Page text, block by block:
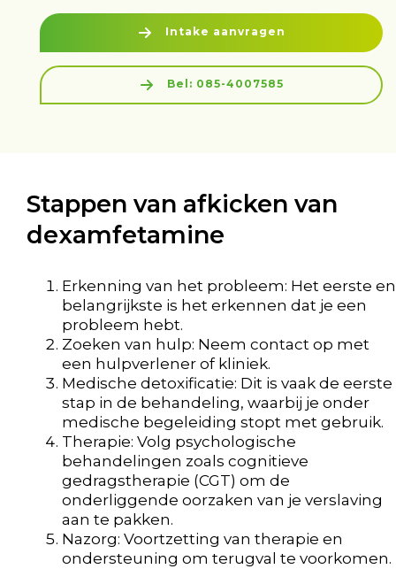
Intake aanvragen
Bel: 085-4007585
Stappen van afkicken van
dexamfetamine
Erkenning van het probleem: Het eerste en
belangrijkste is het erkennen dat je een
probleem hebt.
Zoeken van hulp: Neem contact op met
een hulpverlener of kliniek.
Medische detoxificatie: Dit is vaak de eerste
stap in de behandeling, waarbij je onder
medische begeleiding stopt met gebruik.
Therapie: Volg psychologische
behandelingen zoals cognitieve
gedragstherapie (CGT) om de
onderliggende oorzaken van je verslaving
aan te pakken.
Nazorg: Voortzetting van therapie en
ondersteuning om terugval te voorkomen.